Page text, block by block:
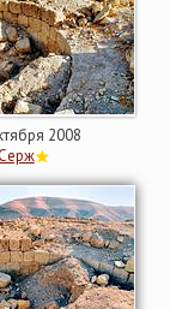
2008